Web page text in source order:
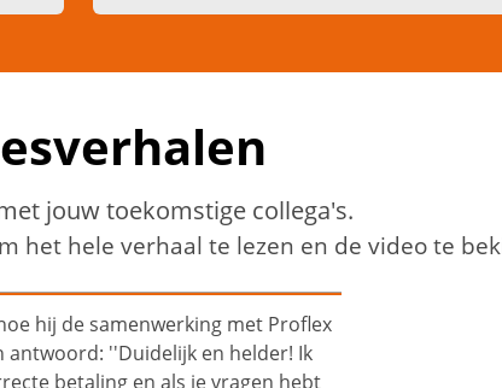
jouw toekomstige collega's.
het hele verhaal te lezen en de video te
Proflex Personeel is een mooi
kunt vinden op latere leeftijd. Hij
als medewerker